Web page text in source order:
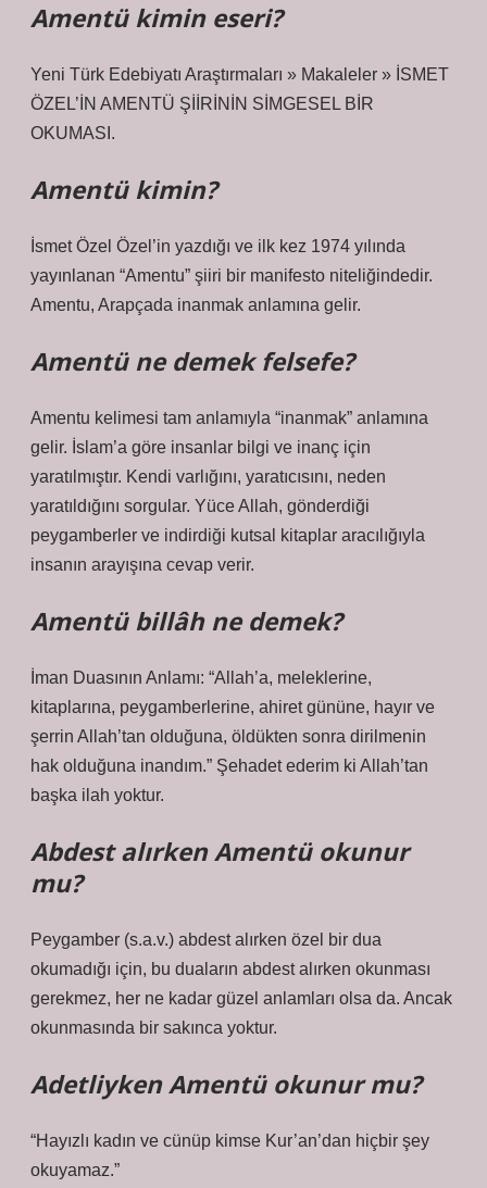
Amentü kimin eseri?
Yeni Türk Edebiyatı Araştırmaları » Makaleler » İSMET
ÖZEL’İN AMENTÜ ŞİİRİNİN SİMGESEL BİR
OKUMASI.
Amentü kimin?
İsmet Özel Özel’in yazdığı ve ilk kez 1974 yılında
yayınlanan “Amentu” şiiri bir manifesto niteliğindedir.
Amentu, Arapçada inanmak anlamına gelir.
Amentü ne demek felsefe?
Amentu kelimesi tam anlamıyla “inanmak” anlamına
gelir. İslam’a göre insanlar bilgi ve inanç için
yaratılmıştır. Kendi varlığını, yaratıcısını, neden
yaratıldığını sorgular. Yüce Allah, gönderdiği
peygamberler ve indirdiği kutsal kitaplar aracılığıyla
insanın arayışına cevap verir.
Amentü billâh ne demek?
İman Duasının Anlamı: “Allah’a, meleklerine,
kitaplarına, peygamberlerine, ahiret gününe, hayır ve
şerrin Allah’tan olduğuna, öldükten sonra dirilmenin
hak olduğuna inandım.” Şehadet ederim ki Allah’tan
başka ilah yoktur.
Abdest alırken Amentü okunur
mu?
Peygamber (s.a.v.) abdest alırken özel bir dua
okumadığı için, bu duaların abdest alırken okunması
gerekmez, her ne kadar güzel anlamları olsa da. Ancak
okunmasında bir sakınca yoktur.
Adetliyken Amentü okunur mu?
“Hayızlı kadın ve cünüp kimse Kur’an’dan hiçbir şey
okuyamaz.”